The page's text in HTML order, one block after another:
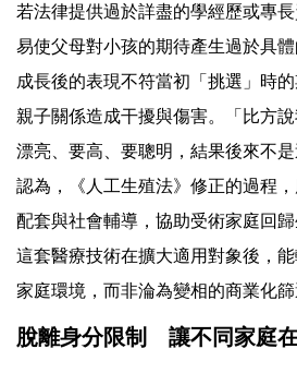
若法律提供過於詳盡的學經歷或專
易使父母對小孩的期待產生過於具
成長後的表現不符當初「挑選」時
親子關係造成干擾與傷害。「比方
漂亮、要高、要聰明，結果後來不
認為，《人工生殖法》修正的過程
配套與社會輔導，協助受術家庭回
這套醫療技術在擴大適用對象後，
家庭環境，而非淪為變相的商業化篩
脫離身分限制 讓不同家庭